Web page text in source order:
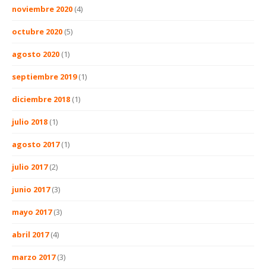
noviembre 2020 (4)
octubre 2020 (5)
agosto 2020 (1)
septiembre 2019(1)
diciembre 2018 (1)
julio 2018 (1)
agosto 2017(1)
julio 2017(2)
junio 2017(3)
mayo 2017(3)
abril 2017(4)
marzo 2017(3)